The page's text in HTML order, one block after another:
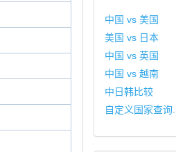
中国 vs 美国
美国 vs 日本
中国 vs 英国
中国 vs 越南
中日韩比较
自定义国家查询...